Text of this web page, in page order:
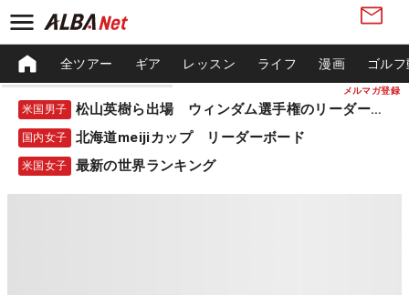
メルマガ登録
全ツアー ギア レッスン ライフ 漫画 ゴル
米国男子 松山英樹ら出場 ウィンダム選手権のリーダーボード
国内女子 北海道meijiカップ リーダーボード
米国女子 最新の世界ランキング